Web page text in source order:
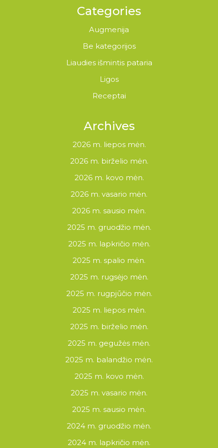
Categories
Augmenija
Be kategorijos
Liaudies išmintis pataria
Ligos
Receptai
Archives
2026 m. liepos mėn.
2026 m. birželio mėn.
2026 m. kovo mėn.
2026 m. vasario mėn.
2026 m. sausio mėn.
2025 m. gruodžio mėn.
2025 m. lapkričio mėn.
2025 m. spalio mėn.
2025 m. rugsėjo mėn.
2025 m. rugpjūčio mėn.
2025 m. liepos mėn.
2025 m. birželio mėn.
2025 m. gegužės mėn.
2025 m. balandžio mėn.
2025 m. kovo mėn.
2025 m. vasario mėn.
2025 m. sausio mėn.
2024 m. gruodžio mėn.
2024 m. lapkričio mėn.